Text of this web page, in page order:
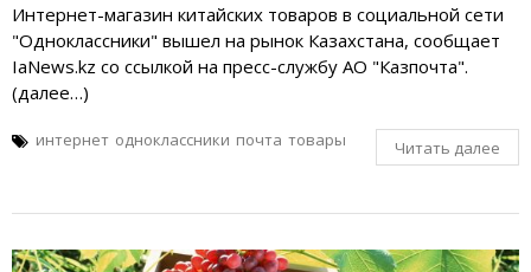
Интернет-магазин китайских товаров в социальной сети
"Одноклассники" вышел на рынок Казахстана, сообщает
IaNews.kz со ссылкой на пресс-службу АО "Казпочта".
(далее…)
интернет одноклассники почта товары Читать далее